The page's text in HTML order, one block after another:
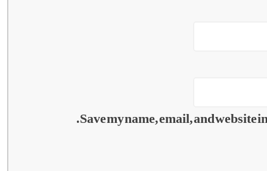
Save my name, email, and website